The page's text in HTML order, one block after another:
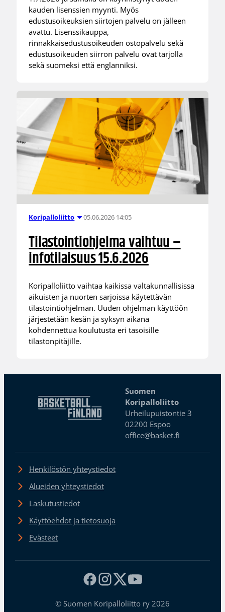
kauden lisenssien myynti. Myös
edustusoikeuksien siirtojen palvelu on jälleen
avattu. Lisenssikauppa,
rinnakkaisedustusoikeuden ostopalvelu sekä
edustusoikeuden siirron palvelu ovat tarjolla
sekä suomeksi että englanniksi.
Koripalloliitto 05.06.2026 14:05
Tilastointiohjelma vaihtuu –
infotilaisuus 15.6.2026
Koripalloliitto vaihtaa kaikissa valtakunnallisissa
aikuisten ja nuorten sarjoissa käytettävän
tilastointiohjelman. Uuden ohjelman käyttöön
järjestetään kesän ja syksyn aikana
kohdennettua koulutusta eri tasoisille
tilastonpitäjille.
Suomen
Koripalloliitto
Urheilupuistontie 3
02200 Espoo
office@basket.fi
Henkilöstön yhteystiedot
Alueiden yhteystiedot
Laskutustiedot
Käyttöehdot ja tietosuoja
Evästeet
© Suomen Koripalloliitto ry 2026